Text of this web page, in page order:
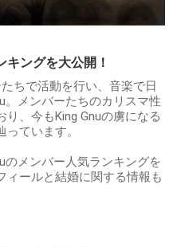
ングを大公開！
ちで活動を行い、音楽で日
。メンバーたちのカリスマ性
、今もKing Gnuの虜になる
ています。
のメンバー人気ランキングを
ィールと結婚に関する情報も